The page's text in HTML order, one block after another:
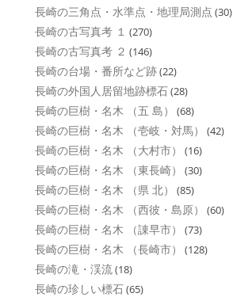
長崎の三角点・水準点・地理局測点 (30)
長崎の古写真考 １ (270)
長崎の古写真考 ２ (146)
長崎の台場・番所など跡(22)
長崎の外国人居留地跡標石(28)
長崎の巨樹・名木 （五 島） (68)
長崎の巨樹・名木 （壱岐・対馬） (42)
長崎の巨樹・名木 （大村市） (16)
長崎の巨樹・名木 （東長崎） (30)
長崎の巨樹・名木 （県 北） (85)
長崎の巨樹・名木 （西彼・島原） (60)
長崎の巨樹・名木 （諌早市） (73)
長崎の巨樹・名木 （長崎市） (128)
長崎の滝・渓流(18)
長崎の珍しい標石(65)